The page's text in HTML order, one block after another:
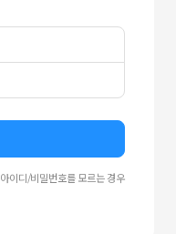
아이디/비밀번호를 모르는 경우